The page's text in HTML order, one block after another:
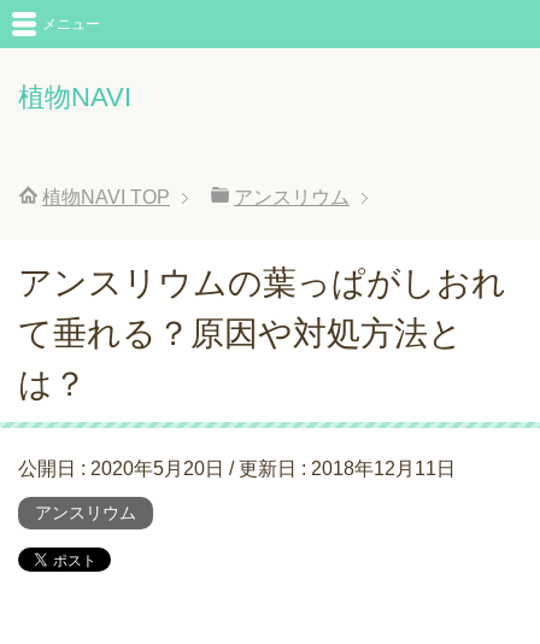
植物NAVI
メニュー
植物NAVI TOP アンスリウム
アンスリウムの葉っぱがしおれ
て垂れる？原因や対処方法と
は？
公開日 : 2020年5月20日 / 更新日 : 2018年12月11日
アンスリウム